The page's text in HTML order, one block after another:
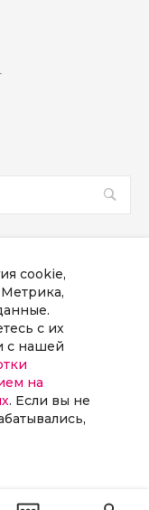
8, стр. 1
cookie,
с их
с нашей
на
. Если вы не